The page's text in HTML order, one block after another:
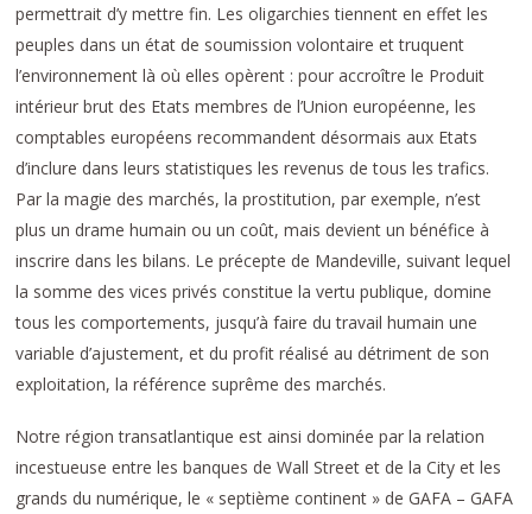
permettrait d’y mettre fin. Les oligarchies tiennent en effet les
peuples dans un état de soumission volontaire et truquent
l’environnement là où elles opèrent : pour accroître le Produit
intérieur brut des Etats membres de l’Union européenne, les
comptables européens recommandent désormais aux Etats
d’inclure dans leurs statistiques les revenus de tous les trafics.
Par la magie des marchés, la prostitution, par exemple, n’est
plus un drame humain ou un coût, mais devient un bénéfice à
inscrire dans les bilans. Le précepte de Mandeville, suivant lequel
la somme des vices privés constitue la vertu publique, domine
tous les comportements, jusqu’à faire du travail humain une
variable d’ajustement, et du profit réalisé au détriment de son
exploitation, la référence suprême des marchés.
Notre région transatlantique est ainsi dominée par la relation
incestueuse entre les banques de Wall Street et de la City et les
grands du numérique, le « septième continent » de GAFA – GAFA